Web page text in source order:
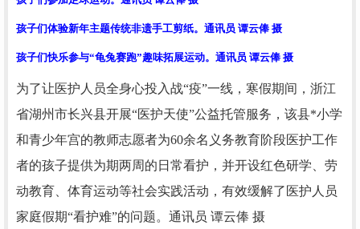
孩子们体验新年主题传统非遗手工剪纸。通讯员 谭云俸 摄
孩子们快乐参与“龟兔赛跑”趣味拓展运动。通讯员 谭云俸 摄
为了让医护人员全身心投入战“疫”一线，寒假期间，浙江
省湖州市长兴县开展“医护天使”公益托管服务，该县*小学
和青少年宫的教师志愿者为60余名义务教育阶段医护工作
者的孩子提供为期两周的日常看护，并开设红色研学、劳
动教育、体育运动等社会实践活动，有效缓解了医护人员
家庭假期“看护难”的问题。 通讯员 谭云俸 摄